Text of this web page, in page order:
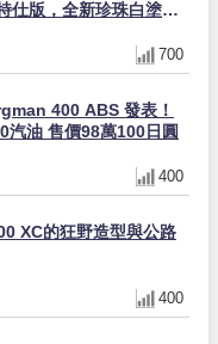
版，全新珍珠白塗裝
700
400 ABS 發表！
汽油 售價98萬100日圓
400
XC的狂野造型與公路
400